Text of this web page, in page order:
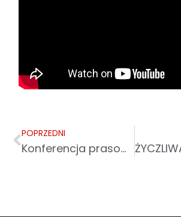
POPRZEDNI
Konferencja prasowa 24.03.2022 r.